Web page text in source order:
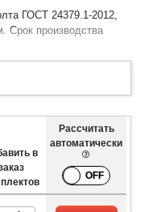
ГОСТ 24379.1-2012,
Срок производства
ГОСТ 11371-78 (DIN
в мм
части, в мм
L3
в
Рассчитать
автома­тически